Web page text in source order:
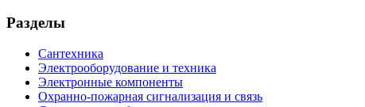
Разделы
Сантехника
Электрооборудование и техника
Электронные компоненты
Охранно-пожарная сигнализация и связь